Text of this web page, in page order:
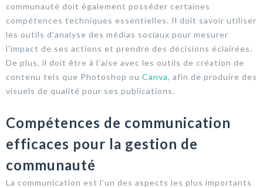
communauté doit également posséder certaines
compétences techniques essentielles. Il doit savoir utiliser
les outils d’analyse des médias sociaux pour mesurer
l’impact de ses actions et prendre des décisions éclairées.
De plus, il doit être à l’aise avec les outils de création de
contenu tels que Photoshop ou Canva, afin de produire des
visuels de qualité pour ses publications.
Compétences de communication
efficaces pour la gestion de
communauté
La communication est l’un des aspects les plus importants